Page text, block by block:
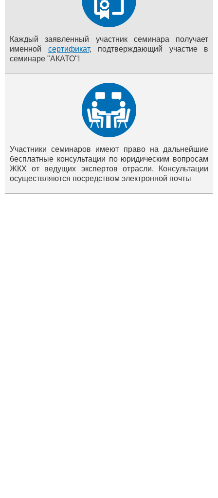
Каждый заявленный участник семинара получает
именной сертификат, подтверждающий участие в
семинаре "АКАТО"!
Участники семинаров имеют право на дальнейшие
бесплатные консультации по юридическим вопросам
ЖКХ от ведущих экспертов отрасли. Консультации
осуществляются посредством электронной почты